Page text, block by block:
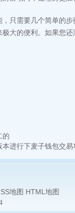
只需要几个简单的
大的便利。如果您
的
进行下麦子钱包交易
地图 HTML地图